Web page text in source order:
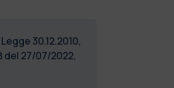
30.12.2010,
del 27/07/2022,